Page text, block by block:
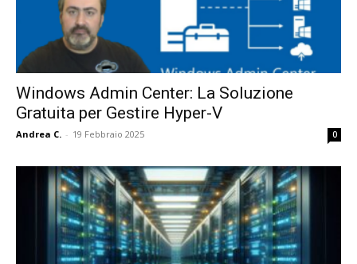
Windows Admin Center: La Soluzione
Gratuita per Gestire Hyper-V
Andrea C. - 19 Febbraio 2025 0